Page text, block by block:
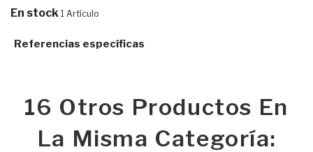
En stock 1 Artículo
Referencias específicas
16 Otros Productos En
La Misma Categoría: